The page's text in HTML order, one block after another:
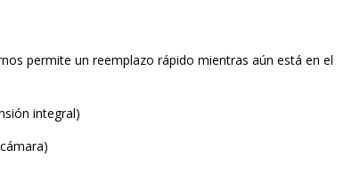
permite un reemplazo rápido mientras aún está en el
integral)